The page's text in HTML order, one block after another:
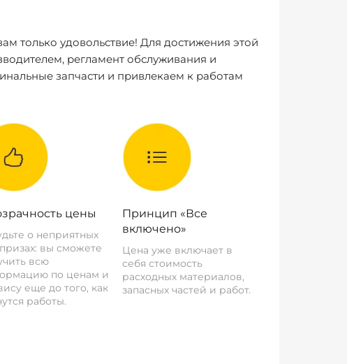
только удовольствие! Для достижения этой
регламент обслуживания и
запчасти и привлекаем к работам
цены
о неприятных
вы сможете
всю
по ценам и
еще до того, как
работы.
Принцип «Все
включено»
Цена уже включает в
себя стоимость
расходных материалов,
запасных частей и работ.